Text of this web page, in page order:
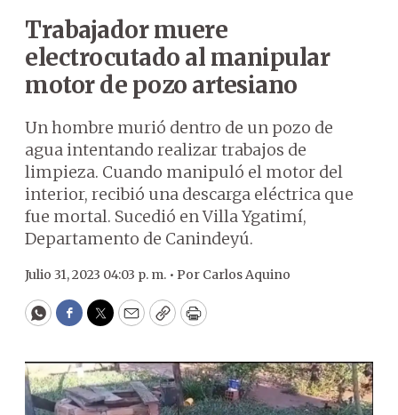
Trabajador muere
electrocutado al manipular
motor de pozo artesiano
Un hombre murió dentro de un pozo de
agua intentando realizar trabajos de
limpieza. Cuando manipuló el motor del
interior, recibió una descarga eléctrica que
fue mortal. Sucedió en Villa Ygatimí,
Departamento de Canindeyú.
Julio 31, 2023 04:03 p. m. • Por Carlos Aquino
WhatsApp
Facebook
Twitter
EmailCopyPrint